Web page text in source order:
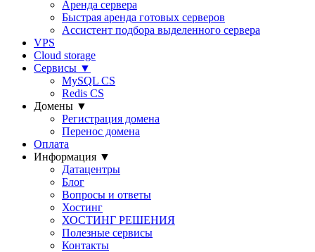
Аренда сервера
Быстрая аренда готовых серверов
Ассистент подбора выделенного сервера
VPS
Cloud storage
Сервисы ▼
MySQL CS
Redis CS
Домены ▼
Регистрация домена
Перенос домена
Оплата
Информация ▼
Датацентры
Блог
Вопросы и ответы
Хостинг
ХОСТИНГ РЕШЕНИЯ
Полезные сервисы
Контакты